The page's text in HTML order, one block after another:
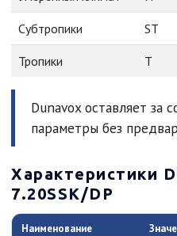
Субтропики ST
Тропики T
Dunavox оставляет за
параметры без
Характеристики
7.20SSK/DP
Наименование